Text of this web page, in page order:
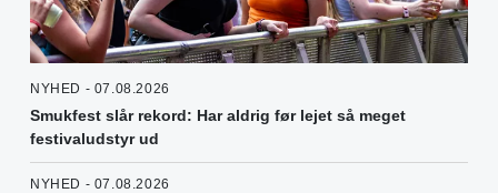
NYHED - 07.08.2026
Smukfest slår rekord: Har aldrig før lejet så meget
festivaludstyr ud
NYHED - 07.08.2026